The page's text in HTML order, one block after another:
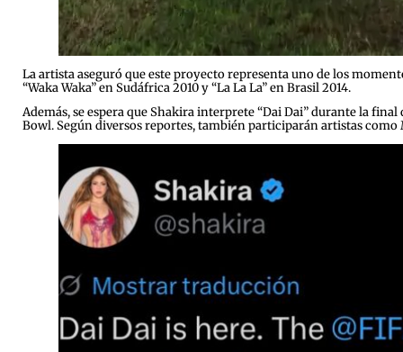
La artista aseguró que este proyecto representa uno de los
“Waka Waka” en Sudáfrica 2010 y “La La La” en Brasil 2014.
Además, se espera que Shakira interprete “Dai Dai” durante la
Bowl. Según diversos reportes, también participarán artistas como